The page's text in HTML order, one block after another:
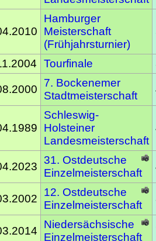
Hamburger
Meisterschaft
(Frühjahrsturnier)
Tourfinale
7. Bockenemer
Stadtmeisterschaft
Schleswig-
Holsteiner
Landesmeisterschaft
31. Ostdeutsche
Einzelmeisterschaft
12. Ostdeutsche
Einzelmeisterschaft
Niedersächsische
Einzelmeisterschaft